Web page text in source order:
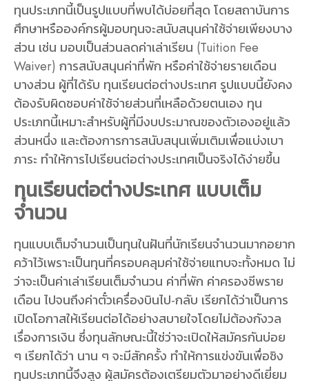
ทุนประเภทนี้เป็นรูปแบบที่พบได้บ่อยที่สุด โดยสถาบันการ
ศึกษาหรือองค์กรผู้มอบทุนจะสนับสนุนค่าใช้จ่ายเพียงบาง
ส่วน เช่น มอบเป็นส่วนลดค่าเล่าเรียน (Tuition Fee
Waiver) การสนับสนุนค่าที่พัก หรือค่าใช้จ่ายรายเดือน
บางส่วน ผู้ที่ได้รับ ทุนเรียนต่อต่างประเทศ รูปแบบนี้ยังคง
ต้องรับผิดชอบค่าใช้จ่ายส่วนที่เหลือด้วยตนเอง ทุน
ประเภทนี้เหมาะสำหรับผู้ที่มีงบประมาณของตัวเองอยู่แล้ว
ส่วนหนึ่ง และต้องการการสนับสนุนเพิ่มเติมเพื่อแบ่งเบา
ภาระ ทำให้การไปเรียนต่อต่างประเทศเป็นจริงได้ง่ายขึ้น
ทุนเรียนต่อต่างประเทศ แบบเต็ม
จำนวน
ทุนแบบเต็มจำนวนเป็นทุนในฝันที่นักเรียนจำนวนมากอยาก
คว้าไว้เพราะเป็นทุนที่ครอบคลุมค่าใช้จ่ายแทบจะทั้งหมด ไม่
ว่าจะเป็นค่าเล่าเรียนเต็มจำนวน ค่าที่พัก ค่าครองชีพราย
เดือน ไปจนถึงค่าตั๋วเครื่องบินไป-กลับ เรียกได้ว่าเป็นการ
เปิดโอกาสให้เรียนต่อได้อย่างสบายใจโดยไม่ต้องกังวล
เรื่องการเงิน ซึ่งทุนลักษณะนี้ใช่ว่าจะเปิดให้สมัครกันบ่อย
ๆ เรียกได้ว่า นาน ๆ จะมีสักครั้ง ทำให้การแข่งขันเพื่อชิง
ทุนประเภทนี้จึงสูง ผู้สมัครต้องเตรียมตัวมาอย่างดีเยี่ยม